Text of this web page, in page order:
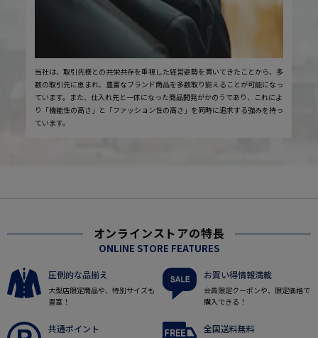
当社は、取引先様との共栄共存を重視した経営姿勢を貫いてきたことから、多
数の取引先に恵まれ、豊富なブランド商品を多数取り揃えることが可能になっ
ています。また、仕入れ先と一体になった商品開発がかのうであり、これによ
り「機能性の高さ」と「ファッション性の高さ」を同時に追求する強みを持っ
ています。
オンラインストアの特長
ONLINE STORE FEATURES
圧倒的な品揃え
大型店限定商品や、特別サイズも
豊富！
お買い得情報満載
会員限定クーポンや、限定価格で
購入できる！
共通ポイント 全国送料無料